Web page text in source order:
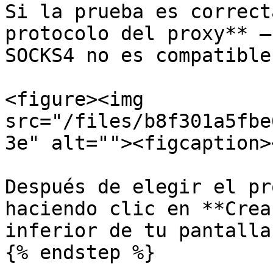
Si la prueba es
protocolo del proxy** –
SOCKS4 no es
<figure><img
src="/files/
3e"
Después de elegir el
haciendo clic en
inferior de tu
{% endstep %}